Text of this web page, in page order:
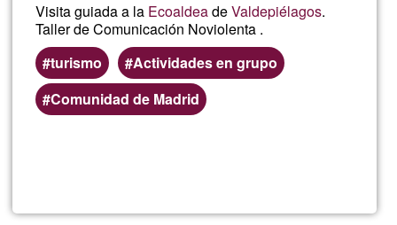
Visita guiada a la EcoaldeadeValdepiélagos.
Taller de Comunicación Noviolenta .
turismo
Actividades en grupo
Comunidad de Madrid